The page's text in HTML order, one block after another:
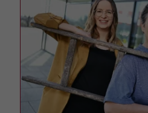
zeigen. Das
persönlich
Informationen
nur platziert,
Unternehmen